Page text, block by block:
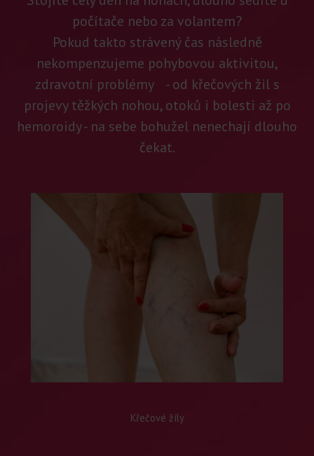
počítače nebo za volantem?
Pokud takto strávený čas následně
nekompenzujeme pohybovou aktivitou,
zdravotní problémy - od křečových žil s
projevy těžkých nohou, otoků i bolesti až po
hemoroidy - na sebe bohužel nenechají dlouho
čekat.
Křečové žíly